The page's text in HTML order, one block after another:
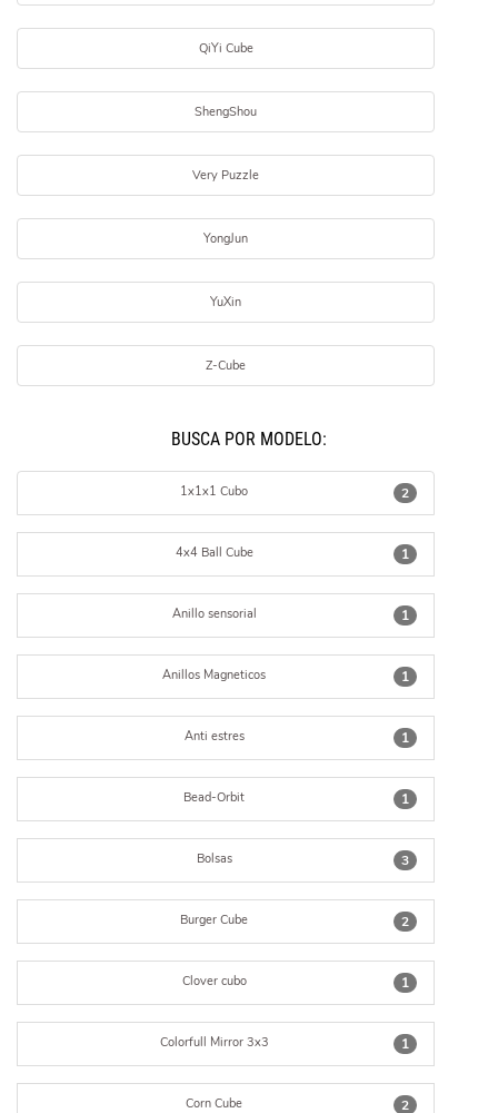
QiYi Cube
ShengShou
Very Puzzle
YongJun
YuXin
Z-Cube
BUSCÁ POR MODELO:
2
1x1x1 Cubo
1
4x4 Ball Cube
1
Anillo sensorial
1
Anillos Magneticos
1
Anti estres
1
Bead-Orbit
3
Bolsas
2
Burger Cube
1
Clover cubo
1
Colorfull Mirror 3x3
2
Corn Cube